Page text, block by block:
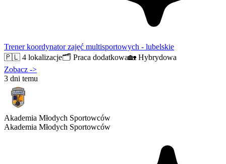
Trener koordynator zajęć multisportowych - lubelskie
🇵🇱 4 lokalizacje🗂️ Praca dodatkowa🏡 Hybrydowa
Zobacz ->
3 dni temu
Akademia Młodych Sportowców
Akademia Młodych Sportowców